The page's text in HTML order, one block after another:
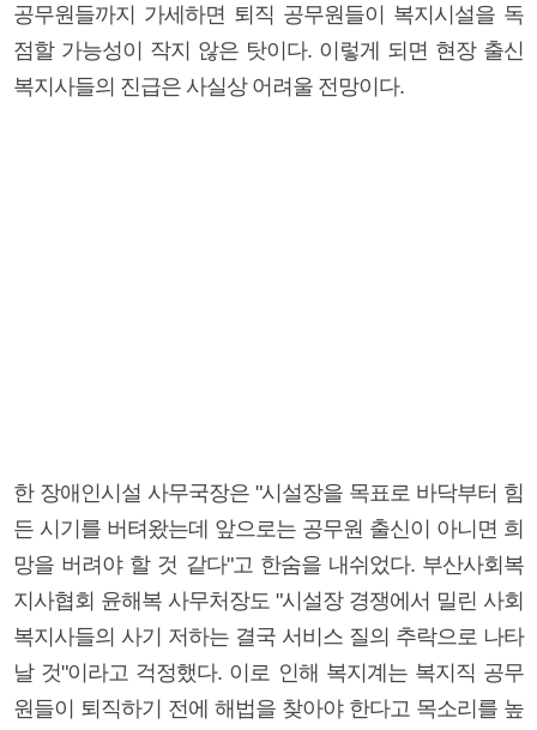
공무원들까지 가세하면 퇴직 공무원들이 복지시설을 독
점할 가능성이 작지 않은 탓이다. 이렇게 되면 현장 출신
복지사들의 진급은 사실상 어려울 전망이다.
한 장애인시설 사무국장은 "시설장을 목표로 바닥부터 힘
든 시기를 버텨왔는데 앞으로는 공무원 출신이 아니면 희
망을 버려야 할 것 같다"고 한숨을 내쉬었다. 부산사회복
지사협회 윤해복 사무처장도 "시설장 경쟁에서 밀린 사회
복지사들의 사기 저하는 결국 서비스 질의 추락으로 나타
날 것"이라고 걱정했다. 이로 인해 복지계는 복지직 공무
원들이 퇴직하기 전에 해법을 찾아야 한다고 목소리를 높